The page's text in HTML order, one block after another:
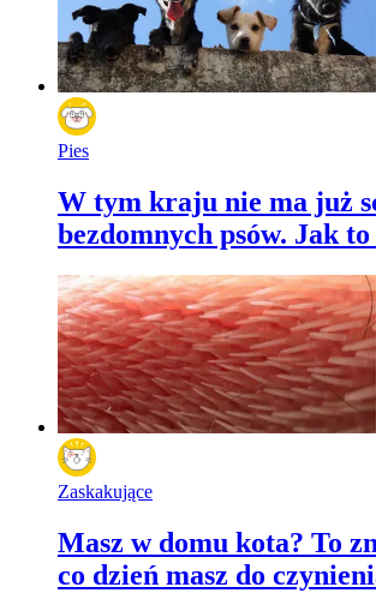
Pies
W tym kraju nie ma już
bezdomnych psów. Jak
Zaskakujące
Masz w domu kota? To
co dzień masz do